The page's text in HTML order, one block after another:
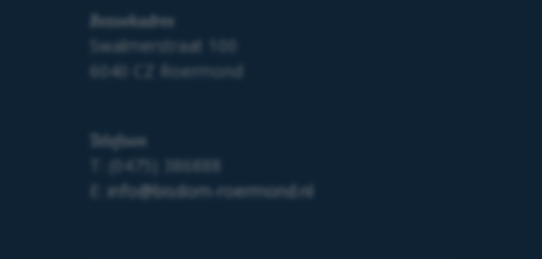
Bezoekadres
Swalmerstraat 100
6040 CZ Roermond
Telefoon
T: (0475) 386888
info@bisdom-roermond.nl